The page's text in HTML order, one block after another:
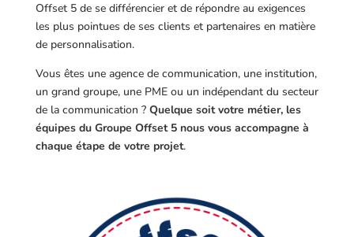
Offset 5 de se différencier et de répondre au exigences
les plus pointues de ses clients et partenaires en matière
de personnalisation.
Vous êtes une agence de communication, une institution,
un grand groupe, une PME ou un indépendant du secteur
de la communication ? Quelque soit votre métier, les
équipes du Groupe Offset 5 nous vous accompagne à
chaque étape de votre projet.